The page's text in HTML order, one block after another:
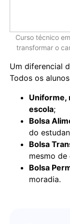
Curso técnico
transformar o
Um diferencial
Todos os
Uniforme,
escola;
Bolsa
do
Bolsa
mesmo de
Bolsa
moradia.